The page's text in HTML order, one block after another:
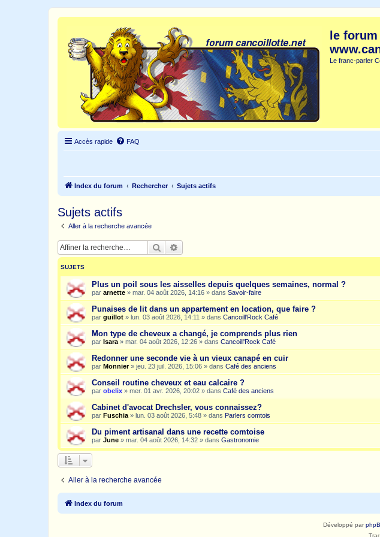
le
Le franc-parler
Accès rapide FAQ
Index du forum Rechercher Sujets actifs
Sujets actifs
Aller à la recherche avancée
Rechercher
SUJETS
Plus un poil sous les aisselles depuis quelques semaines, normal ?
par arnette » mar. 04 août 2026, 14:16 » dans Savoir-faire
Punaises de lit dans un appartement en location, que faire ?
par guillot » lun. 03 août 2026, 14:11 » dans Cancoill'Rock Café
Mon type de cheveux a changé, je comprends plus rien
par Isara » mar. 04 août 2026, 12:26 » dans Cancoill'Rock Café
Redonner une seconde vie à un vieux canapé en cuir
par Monnier» jeu. 23 juil. 2026, 15:06 » dans Café des anciens
Conseil routine cheveux et eau calcaire ?
par obelix » mer. 01 avr. 2026, 20:02 » dans Café des anciens
Cabinet d'avocat Drechsler, vous connaissez?
par Fuschia » lun. 03 août 2026, 5:48 » dans Parlers comtois
Du piment artisanal dans une recette comtoise
par June » mar. 04 août 2026, 14:32 » dans Gastronomie
Aller à la recherche avancée
Index du forum
Développé par